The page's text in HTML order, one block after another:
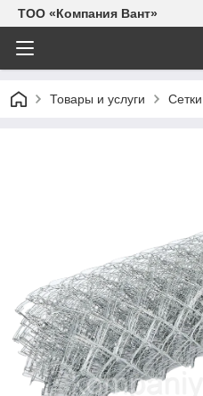
ТОО «Компания Вант»
Товары и услуги Сетки